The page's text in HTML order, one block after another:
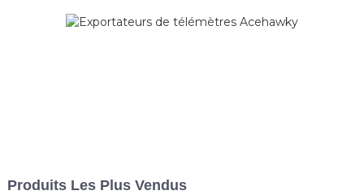
Produits Les Plus Vendus